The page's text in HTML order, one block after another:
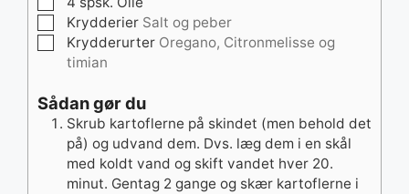
▢
Krydderier Salt og peber
▢
Krydderurter Oregano, Citronmelisse og
timian
Sådan gør du
Skrub kartoflerne på skindet (men behold det
på) og udvand dem. Dvs. læg dem i en skål
med koldt vand og skift vandet hver 20.
minut. Gentag 2 gange og skær kartoflerne i